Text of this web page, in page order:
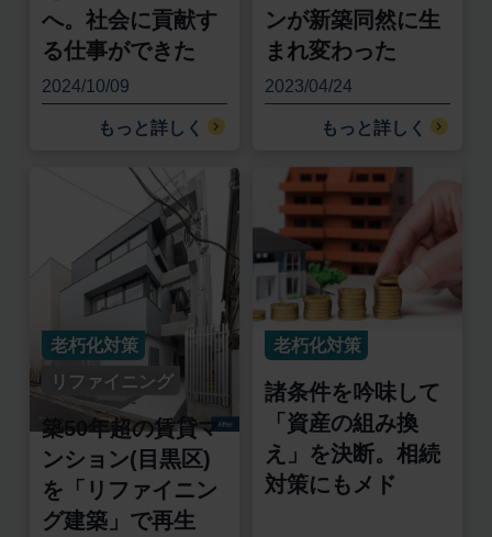
へ。社会に貢献す
る仕事ができた
2024/10/09
もっと詳しく
ンが新築同然に生
まれ変わった
2023/04/24
もっと詳しく
老朽化対策
リファイニング
築50年超の賃貸マ
ンション(目黒区)
を「リファイニン
グ建築」で再生
老朽化対策
諸条件を吟味して
「資産の組み換
え」を決断。相続
対策にもメド